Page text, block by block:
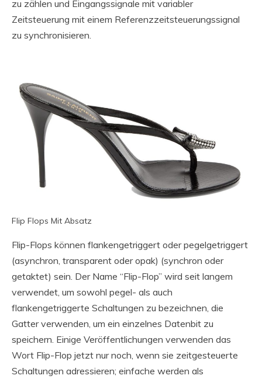
zu zählen und Eingangssignale mit variabler
Zeitsteuerung mit einem Referenzzeitsteuerungssignal
zu synchronisieren.
Flip Flops Mit Absatz
Flip-Flops können flankengetriggert oder pegelgetriggert
(asynchron, transparent oder opak) (synchron oder
getaktet) sein. Der Name “Flip-Flop” wird seit langem
verwendet, um sowohl pegel- als auch
flankengetriggerte Schaltungen zu bezeichnen, die
Gatter verwenden, um ein einzelnes Datenbit zu
speichern. Einige Veröffentlichungen verwenden das
Wort Flip-Flop jetzt nur noch, wenn sie zeitgesteuerte
Schaltungen adressieren; einfache werden als